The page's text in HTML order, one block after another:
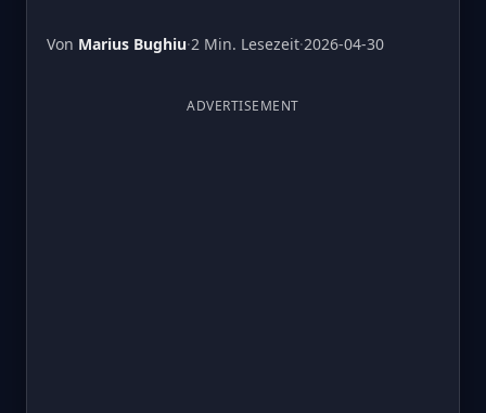
Von Marius Bughiu·2 Min. Lesezeit·2026-04-30
ADVERTISEMENT